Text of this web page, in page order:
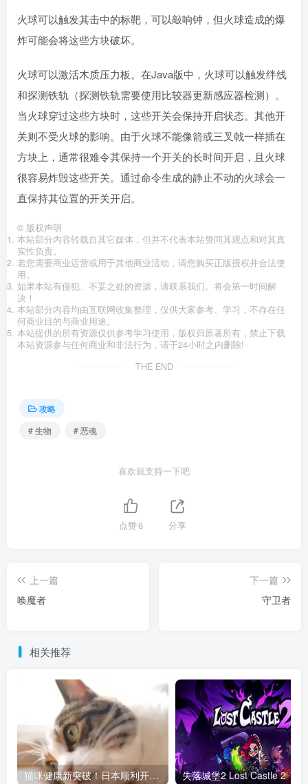
火球可以触发其击中的标靶，可以敲响钟，但火球造成的爆
炸可能会将这些方块破坏。
火球可以激活木质压力板。在Java版中，火球可以触发绊线
和探测铁轨（探测铁轨需要使用比较器更新感应器检测）。
当火球穿过这些方块时，这些开关会保持开启状态。其他开
关则不受火球的影响。由于火球不能像箭或三叉戟一样插在
方块上，通常很难令其保持一个开关的长时间开启，且火球
很容易炸毁这些开关。通过命令生成的静止不动的火球会一
直保持其位置的开关开启。
© 版权声明
本站部分内容转载自其它媒体，但并不代表本站赞同其观点和对其真
实性负责。
若您需要商业运营或用于其他商业活动，请您购买正版授权并合法使
用。
如果本站有侵犯、不妥之处的资源，请联系我们。将会第一时间解
决！
本站部分内容均由互联网收集整理，仅供大家参考、学习，不存在任
何商业目的与商业用途。
本站提供的所有资源仅供参考学习使用，版权归原著所有，禁止下载
本站资源参与任何商业和非法行为，请于24小时之内删除!
THE END
攻略
# 生物
# 恶魂
喜欢就支持一下吧
点赞6 分享
上一篇
唤魔者
下一篇
守卫者
相关推荐
猫咪健康新突破！日本顺利开发猫慢性肾病治疗药，未来或让猫活到30岁